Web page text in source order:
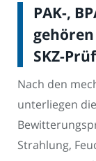
PAK-,
SKZ-
Nach den
unterliegen
Strahlung,